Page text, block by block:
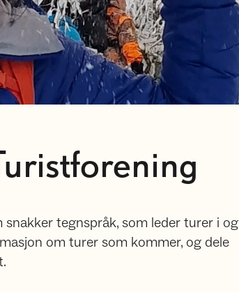
tegnspråk, som leder turer i og
om turer som kommer, og dele